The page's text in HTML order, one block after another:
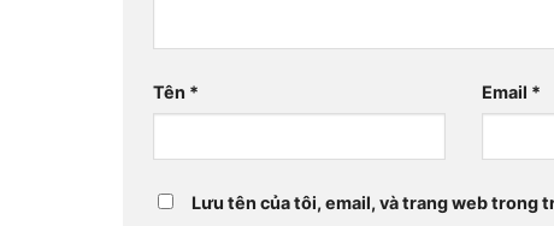
Tên * Email *
Lưu tên của tôi, email, và trang web trong